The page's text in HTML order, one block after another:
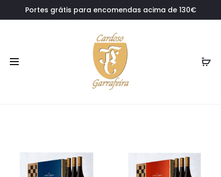
Portes grátis para encomendas acima de 130€